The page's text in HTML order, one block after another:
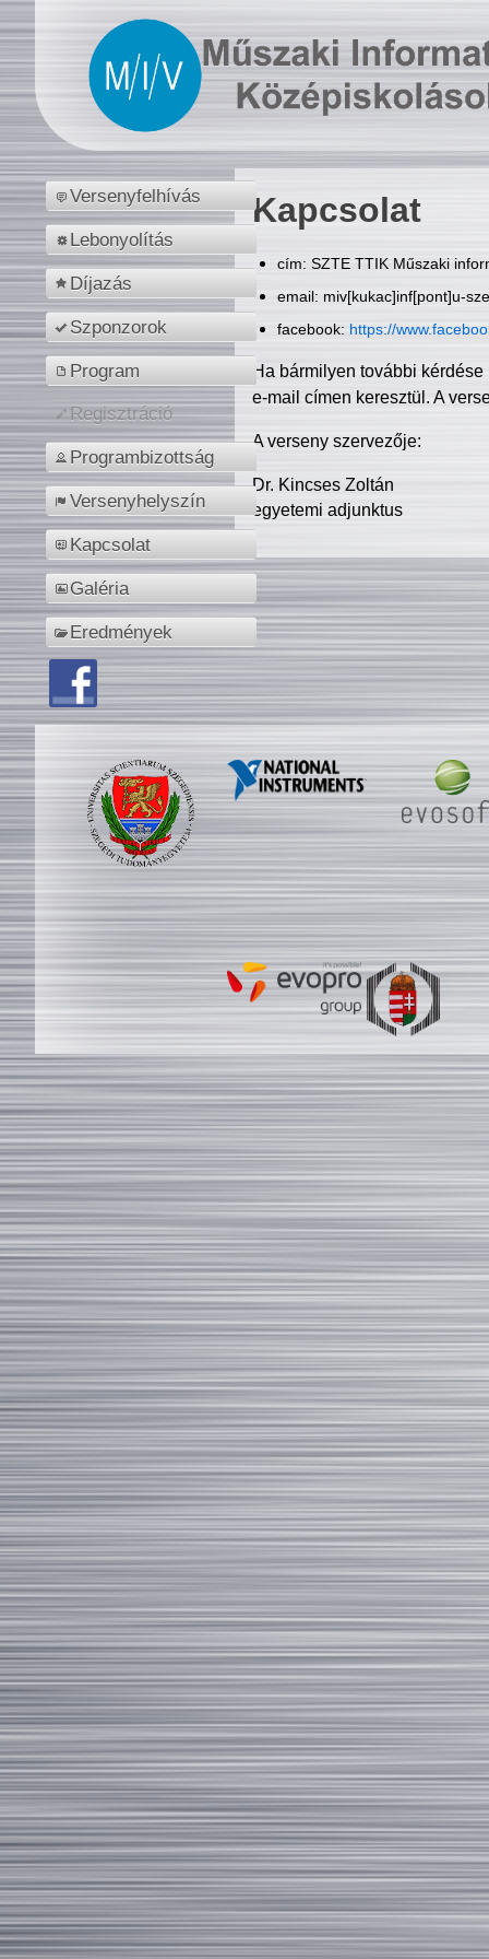
Versenyfelhívás
Lebonyolítás
Díjazás
Szponzorok
Program
Regisztráció
Programbizottság
Versenyhelyszín
Kapcsolat
Galéria
Eredmények
Kapcsolat
cím: SZTE TTIK Műszaki
email: miv[kukac]inf[pont]u-
facebook: https://
Ha bármilyen további
e-mail címen keresztül. A
A verseny szervezője:
Dr. Kincses Zoltán
egyetemi adjunktus